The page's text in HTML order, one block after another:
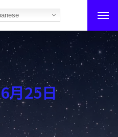
月25日